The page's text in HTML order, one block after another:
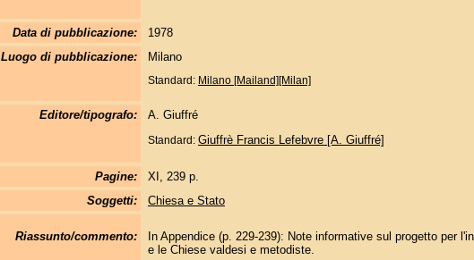
Data di pubblicazione:
1978
Luogo di pubblicazione:
Milano
Standard: Milano [Mailand][Milan]
Editore/tipografo: A. Giuffré
Standard: Giuffrè Francis Lefebvre [A. Giuffré]
Pagine:
XI, 239 p.
Soggetti:
Chiesa e Stato
Riassunto/commento:
In Appendice (p. 229-239): Note informative sul progetto per
e le Chiese valdesi e metodiste.